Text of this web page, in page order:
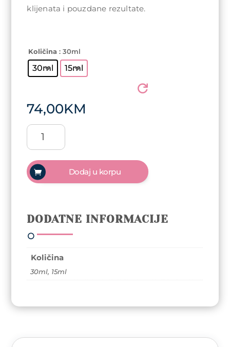
klijenata i pouzdane rezultate.
Količina : 30ml
30ml 15ml
74,00KM
ReformA
Builder
gel
-
Milky
White
HEMA
FREE
Dodaj u korpu
DODATNE INFORMACIJE
Količina
30ml, 15ml